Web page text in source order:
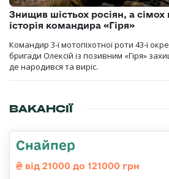
Знищив шістьох росіян, а сімох
історія командира «Гіря»
Командир 3-ї мотопіхотної роти 43-ї
бригади Олексій із позивним «Гіря»
де народився та виріс.
ВАКАНСІЇ
Снайпер
від 21000 до 121000 грн